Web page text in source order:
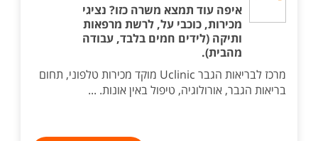
איפה עוד תמצא משרה כזו? נציגי
מכירות, כוכבי על, לרשת מרפאות
ותיקה (לידים חמים בלבד, עבודה
מהבית).
מרכז לבריאות הגבר Uclinic מוקד מכירות טלפוני, תחום
בריאות הגבר, אורולוגיה, טיפול באין אונות. ...